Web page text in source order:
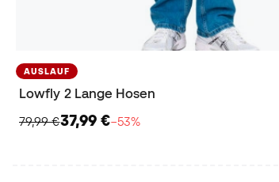
AUSLAUF
Lowfly 2 Lange Hosen
79,99 €37,99 €−53%